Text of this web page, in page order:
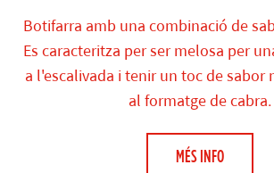
Botifarra amb una combinació de
Es caracteritza per ser melosa per
a l'escalivada i tenir un toc de sabor
al formatge de cabra.
MÉS INFO